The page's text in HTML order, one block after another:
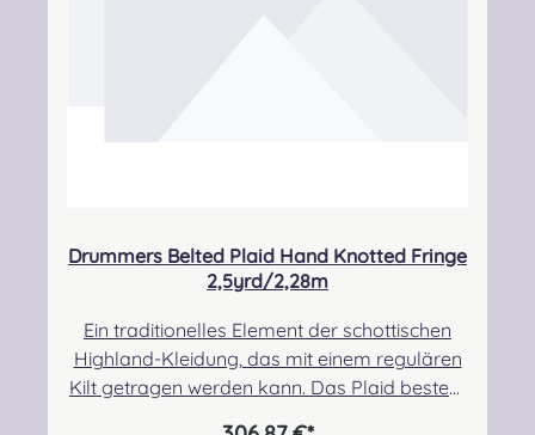
Drummers Belted Plaid Hand Knotted Fringe
2,5yrd/2,28m
Ein traditionelles Element der schottischen
Highland-Kleidung, das mit einem regulären
Kilt getragen werden kann. Das Plaid besteht